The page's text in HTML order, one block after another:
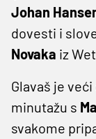
Johan
dovesti i
Novaka iz
Glavaš je
minutažu s
svakome